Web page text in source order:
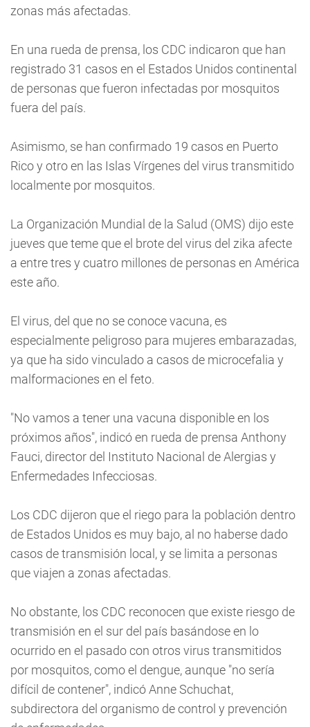
zonas más afectadas.
En una rueda de prensa, los CDC indicaron que han
registrado 31 casos en el Estados Unidos continental
de personas que fueron infectadas por mosquitos
fuera del país.
Asimismo, se han confirmado 19 casos en Puerto
Rico y otro en las Islas Vírgenes del virus transmitido
localmente por mosquitos.
La Organización Mundial de la Salud (OMS) dijo este
jueves que teme que el brote del virus del zika afecte
a entre tres y cuatro millones de personas en América
este año.
El virus, del que no se conoce vacuna, es
especialmente peligroso para mujeres embarazadas,
ya que ha sido vinculado a casos de microcefalia y
malformaciones en el feto.
"No vamos a tener una vacuna disponible en los
próximos años", indicó en rueda de prensa Anthony
Fauci, director del Instituto Nacional de Alergias y
Enfermedades Infecciosas.
Los CDC dijeron que el riego para la población dentro
de Estados Unidos es muy bajo, al no haberse dado
casos de transmisión local, y se limita a personas
que viajen a zonas afectadas.
No obstante, los CDC reconocen que existe riesgo de
transmisión en el sur del país basándose en lo
ocurrido en el pasado con otros virus transmitidos
por mosquitos, como el dengue, aunque "no sería
difícil de contener", indicó Anne Schuchat,
subdirectora del organismo de control y prevención